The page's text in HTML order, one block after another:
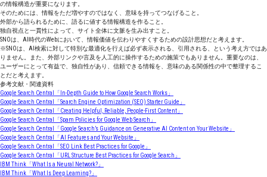
の情報構造が重要になります。
そのためには、情報をただ増やすのではなく、意味を持ってつなげること。
外部から語られるために、語るに値する情報構造を作ること。
独自視点と一貫性によって、サイト全体に文脈を生み出すこと。
SNOは、AI時代のWebにおいて、情報価値を伝わりやすくするための設計思想だと考えます。
※SNOは、AI検索に対して特別な最適化を行えば必ず表示される、引用される、という考え方ではあ
りません。また、外部リンクや言及を人工的に操作するための施策でもありません。重要なのは、
ユーザーにとって有益で、独自性があり、信頼できる情報を、意味のある関係性の中で整理するこ
とだと考えます。
参考文献・関連資料
Google Search Central「In-Depth Guide to How Google Search Works」
Google Search Central「Search Engine Optimization (SEO) Starter Guide」
Google Search Central「Creating Helpful, Reliable, People-First Content」
Google Search Central「Spam Policies for Google Web Search」
Google Search Central「Google Search’s Guidance on Generative AI Content on Your Website」
Google Search Central「AI Features and Your Website」
Google Search Central「SEO Link Best Practices for Google」
Google Search Central「URL Structure Best Practices for Google Search」
IBM Think「What Is a Neural Network?」
IBM Think「What Is Deep Learning?」